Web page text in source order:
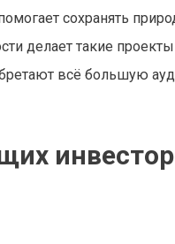
сохранять
делает такие
всё большую